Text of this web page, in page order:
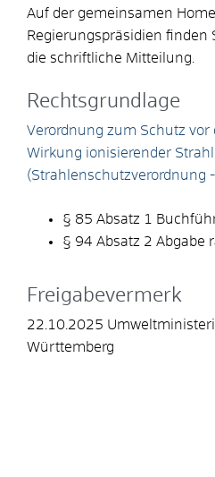
Auf der gemeinsamen
Regierungspräsidien finden
die schriftliche Mitteilung.
Rechtsgrundlage
Verordnung zum Schutz vor
Wirkung ionisierender
(Strahlenschutzverordnung
§ 85 Absatz 1
§ 94 Absatz 2 Abgabe
Freigabevermerk
22.10.2025
Württemberg